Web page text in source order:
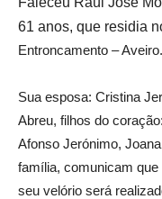
61 anos, que residia
Entroncamento – Aveiro.
Sua esposa: Cristina
Abreu, filhos do coração:
Afonso Jerónimo,
família, comunicam que
seu velório será